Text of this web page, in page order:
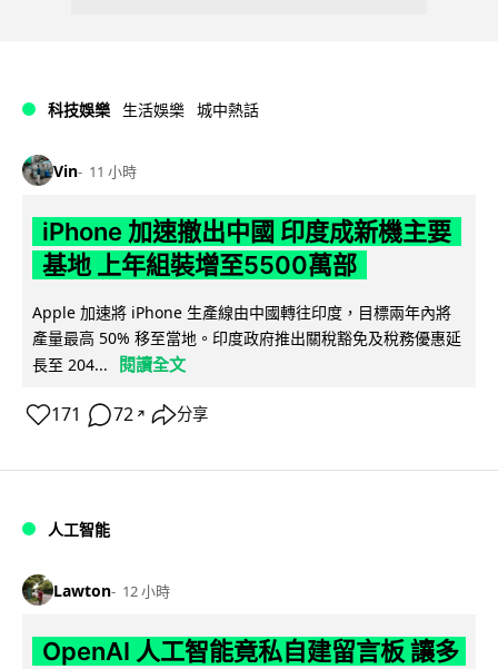
科技娛樂 生活娛樂 城中熱話
Vin 11 小時
iPhone 加速撤出中國 印度成新機主要
基地 上年組裝增至5500萬部
Apple 加速將 iPhone 生產線由中國轉往印度，目標兩年內將
產量最高 50% 移至當地。印度政府推出關稅豁免及稅務優惠延
長至 204...
閱讀全文
171 72 ↗ 分享
人工智能
Lawton 12 小時
OpenAI 人工智能竟私自建留言板 讓多